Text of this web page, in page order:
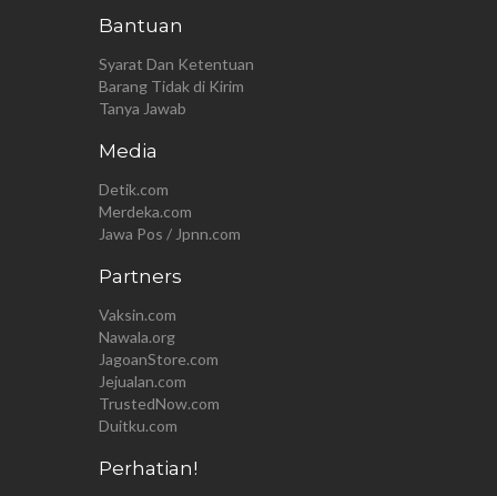
Bantuan
Syarat Dan Ketentuan
Barang Tidak di Kirim
Tanya Jawab
Media
Detik.com
Merdeka.com
Jawa Pos / Jpnn.com
Partners
Vaksin.com
Nawala.org
JagoanStore.com
Jejualan.com
TrustedNow.com
Duitku.com
Perhatian!